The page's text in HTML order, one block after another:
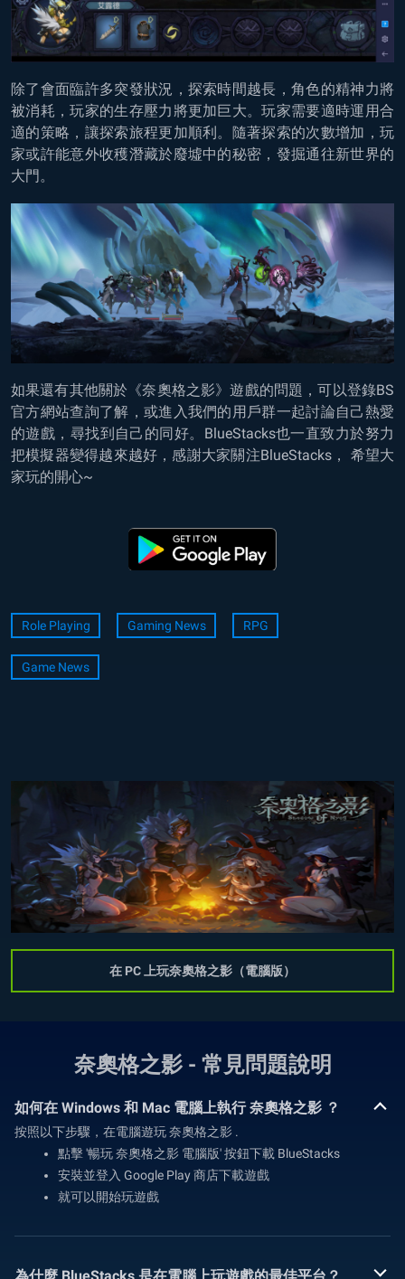
除了會面臨許多突發狀況，探索時間越長，角色的精神力將
被消耗，玩家的生存壓力將更加巨大。玩家需要適時運用合
適的策略，讓探索旅程更加順利。隨著探索的次數增加，玩
家或許能意外收穫潛藏於廢墟中的秘密，發掘通往新世界的
大門。
如果還有其他關於《奈奧格之影》遊戲的問題，可以登錄BS
官方網站查詢了解，或進入我們的用戶群一起討論自己熱愛
的遊戲，尋找到自己的同好。BlueStacks也一直致力於努力
把模擬器變得越來越好，感謝大家關注BlueStacks， 希望大
家玩的開心~
Role Playing Gaming News RPG
Game News
在 PC 上玩奈奧格之影（電腦版）
奈奧格之影 - 常見問題說明
如何在 Windows 和 Mac 電腦上執行 奈奧格之影 ？
按照以下步驟，在電腦遊玩 奈奧格之影 .
點擊 '暢玩 奈奧格之影 電腦版' 按鈕下載 BlueStacks
安裝並登入 Google Play 商店下載遊戲
就可以開始玩遊戲